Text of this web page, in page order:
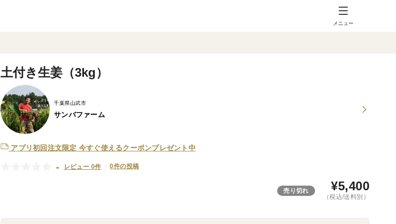
メニュー
土付き生姜（3kg）
千葉県山武市
サンバファーム
アプリ初回注文限定 今すぐ使えるクーポンプレゼント中
- レビュー 0件 0件の投稿
売り切れ ¥5,400
（税込/送料別）